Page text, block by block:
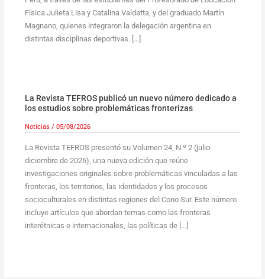
Física Julieta Lisa y Catalina Valdatta, y del graduado Martín
Magnano, quienes integraron la delegación argentina en
distintas disciplinas deportivas. […]
La Revista TEFROS publicó un nuevo número dedicado a
los estudios sobre problemáticas fronterizas
Noticias / 05/08/2026
La Revista TEFROS presentó su Volumen 24, N.º 2 (julio-
diciembre de 2026), una nueva edición que reúne
investigaciones originales sobre problemáticas vinculadas a las
fronteras, los territorios, las identidades y los procesos
socioculturales en distintas regiones del Cono Sur. Este número
incluye artículos que abordan temas como las fronteras
interétnicas e internacionales, las políticas de […]